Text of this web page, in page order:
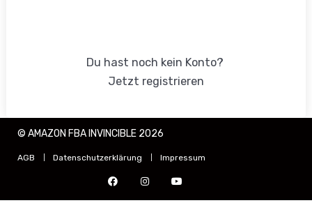
Du hast noch kein Konto?
Jetzt registrieren
© AMAZON FBA INVINCIBLE 2026
AGB Datenschutzerklärung Impressum